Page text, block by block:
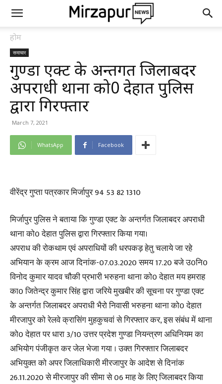
होम
समाचार
गुण्डा एक्ट के अन्तर्गत जिलाबदर
अपराधी थाना को0 देहात पुलिस
द्वारा गिरफ्तार
March 7, 2021
WhatsApp Facebook
वीरेंद्र गुप्ता पत्रकार मिर्जापुर 94 53 82 1310
मिर्जापुर पुलिस ने बताया कि गुण्डा एक्ट के अन्तर्गत जिलाबदर अपराधी
थाना को0 देहात पुलिस द्वारा गिरफ्तार किया गया।
अपराध की रोकथाम एवं अपराधियों की धरपकड़ हेतु चलाये जा रहे
अभियान के क्रम आज दिनांक-07.03.2020 समय 17.20 बजे उ0नि0
विनोद कुमार यादव चौकी प्रभारी भरुहना थाना को0 देहात मय हमराह
का0 जितेन्द्र कुमार सिंह द्वारा जरिये मुखबीर की सूचना पर गुण्डा एक्ट
के अन्तर्गत जिलाबदर अपराधी भैरो निवासी भरुहना थाना को0 देहात
मीरजापुर को रेलवे क्रासिंग मुहकुचवां से गिरफ्तार कर, इस संबंध में थाना
को0 देहात पर धारा 3/10 उत्तर प्रदेश गुण्डा नियन्त्रण अधिनियम का
अभियोग पंजीकृत कर जेल भेजा गया । उक्त गिरफ्तार जिलाबदर
अभियुक्त को अपर जिलाधिकारी मीरजापुर के आदेश से दिनांक
26.11.2020 से मीरजापुर की सीमा से 06 माह के लिए जिलाबदर किया